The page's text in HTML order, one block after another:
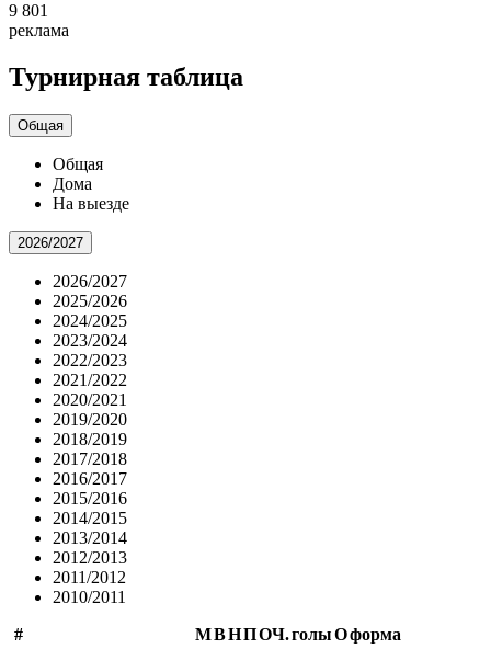
9 801
реклама
Турнирная таблица
Общая
Общая
Дома
На выезде
2026/2027
2026/2027
2025/2026
2024/2025
2023/2024
2022/2023
2021/2022
2020/2021
2019/2020
2018/2019
2017/2018
2016/2017
2015/2016
2014/2015
2013/2014
2012/2013
2011/2012
2010/2011
#
МВНПОЧ.голыОформа